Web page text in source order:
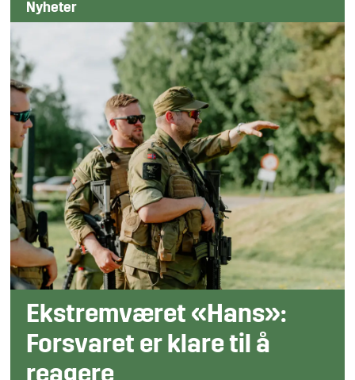
Nyheter
Ekstremværet «Hans»:
Forsvaret er klare til å